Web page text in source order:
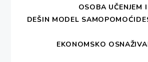
OSOBA UČENJEM
DEŠIN MODEL
EKONOMSKO
Info letak projekta